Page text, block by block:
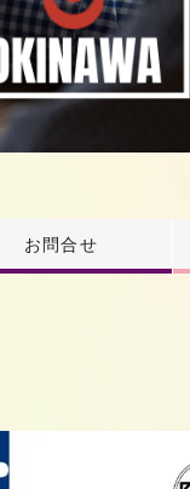
お問合せ